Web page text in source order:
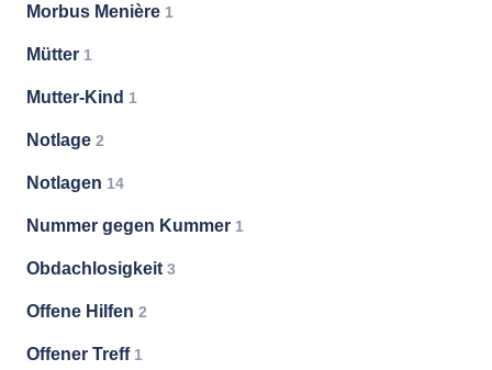
Morbus Menière 1
Mütter 1
Mutter-Kind 1
Notlage 2
Notlagen 14
Nummer gegen Kummer 1
Obdachlosigkeit 3
Offene Hilfen 2
Offener Treff 1